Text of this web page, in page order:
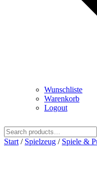
Wunschliste
Warenkorb
Logout
for:
Start / Spielzeug / Spiele &